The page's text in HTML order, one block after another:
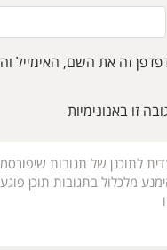
זה את השם, האימייל
זו באנונימיות
לתוכנן של תגובות
מלכלול בתגובות תוכן